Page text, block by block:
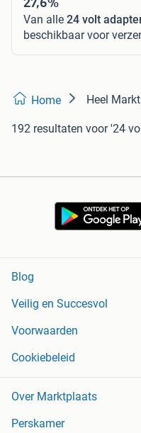
Van alle 24 volt
beschikbaar voor
Home Heel
192 resultaten voor '24
Blog
Veilig en Succesvol
Voorwaarden
Cookiebeleid
Over Marktplaats
Perskamer